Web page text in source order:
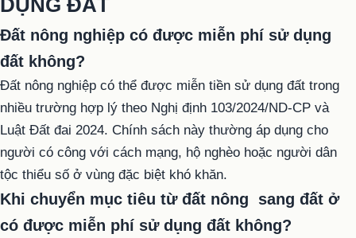
DỤNG ĐẤT
Đất nông nghiệp có được miễn phí sử dụng
đất không?
Đất nông nghiệp có thể được miễn tiền sử dụng đất trong
nhiều trường hợp lý theo Nghị định 103/2024/ND-CP và
Luật Đất đai 2024. Chính sách này thường áp dụng cho
người có công với cách mạng, hộ nghèo hoặc người dân
tộc thiểu số ở vùng đặc biệt khó khăn.
Khi chuyển mục tiêu từ đất nông sang đất ở
có được miễn phí sử dụng đất không?